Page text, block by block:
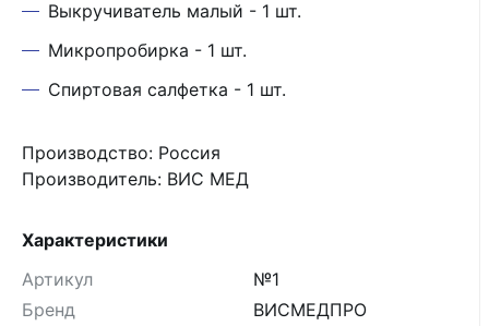
Выкручиватель малый - 1 шт.
Микропробирка - 1 шт.
Спиртовая салфетка - 1 шт.
Производство: Россия
Производитель: ВИС МЕД
Характеристики
Артикул
№1
Бренд
ВИСМЕДПРО